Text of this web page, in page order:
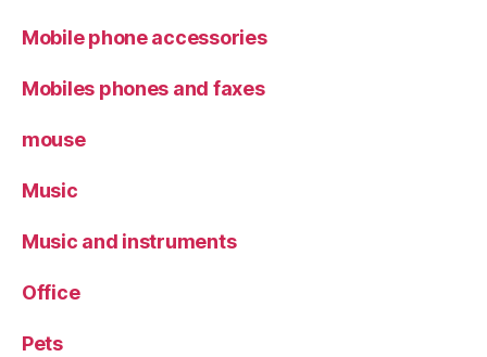
Mobile phone accessories
Mobiles phones and faxes
mouse
Music
Music and instruments
Office
Pets